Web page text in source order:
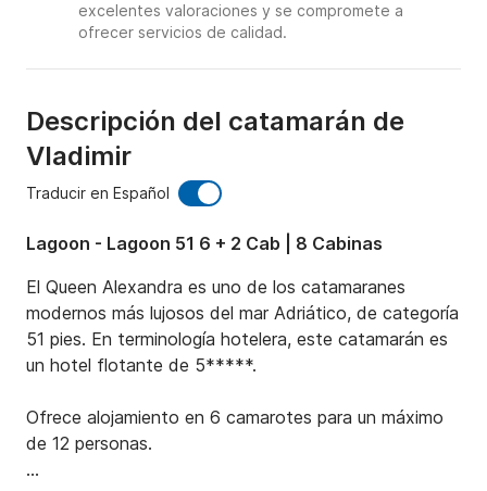
excelentes valoraciones y se compromete a
ofrecer servicios de calidad.
Descripción del catamarán de
Vladimir
Traducir en Español
Lagoon - Lagoon 51 6 + 2 Cab | 8 Cabinas
El Queen Alexandra es uno de los catamaranes
modernos más lujosos del mar Adriático, de categoría
51 pies. En terminología hotelera, este catamarán es
un hotel flotante de 5*****.
Ofrece alojamiento en 6 camarotes para un máximo
de 12 personas.